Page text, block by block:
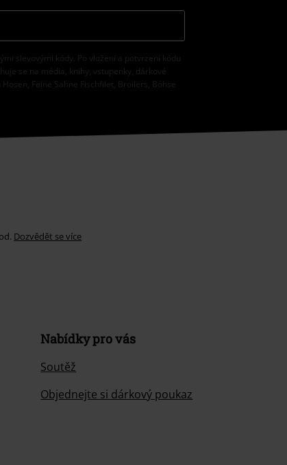
slevovými kódy. Po vložení a potvrzení kódu
se na média, knihy, vstupenky, dárkové
Feine Sahne Fischfilet, Broilers, Böhse
Dozvědět se více
Nabídky pro vás
Soutěž
Objednejte si dárkový poukaz